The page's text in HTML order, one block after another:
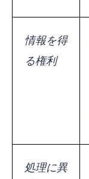
情報を得
る権利
処理に異